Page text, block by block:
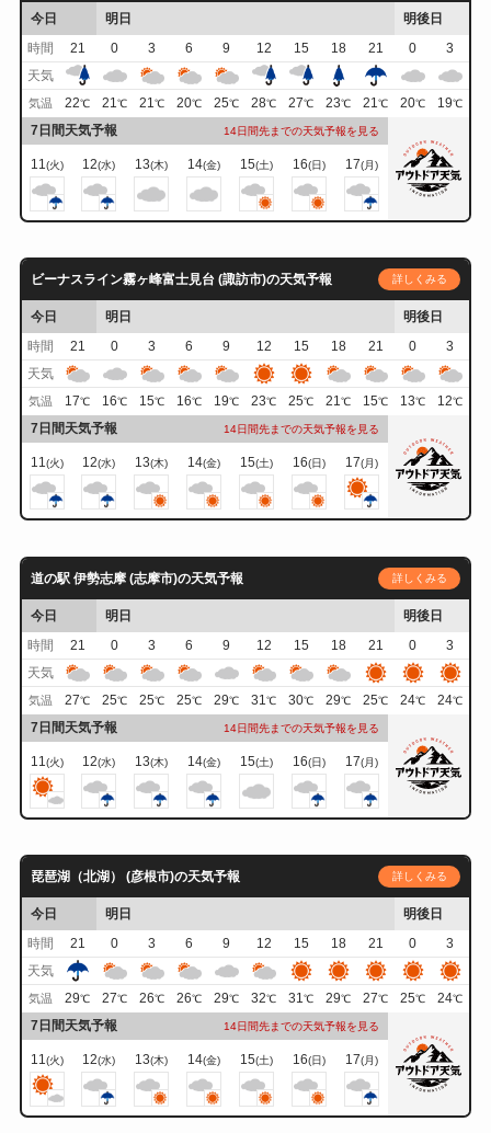
今日 明日
明後日
時間
21 0 3 6 9 12 15 18 21 0
3
天気
気温 22℃ 21℃ 21℃ 20℃ 25℃ 28℃ 27℃ 23℃ 21℃ 20℃ 19℃
7日間天気予報 14日間先までの天気予報を見る
11(火) 12(水) 13(木) 14(金) 15(土) 16(日) 17(月)
ビーナスライン霧ヶ峰富士見台 (諏訪市)の天気予報 詳しくみる
今日 明日
明後日
時間
21 0 3 6 9 12 15 18 21 0
3
天気
気温 17℃ 16℃ 15℃ 16℃ 19℃ 23℃ 25℃ 21℃ 15℃ 13℃ 12℃
7日間天気予報 14日間先までの天気予報を見る
11(火) 12(水) 13(木) 14(金) 15(土) 16(日) 17(月)
道の駅 伊勢志摩 (志摩市)の天気予報 詳しくみる
今日 明日
明後日
時間
21 0 3 6 9 12 15 18 21 0
3
天気
気温 27℃ 25℃ 25℃ 25℃ 29℃ 31℃ 30℃ 29℃ 25℃ 24℃ 24℃
7日間天気予報 14日間先までの天気予報を見る
11(火) 12(水) 13(木) 14(金) 15(土) 16(日) 17(月)
琵琶湖（北湖） (彦根市)の天気予報 詳しくみる
今日 明日
明後日
時間
21 0 3 6 9 12 15 18 21 0
3
天気
気温 29℃ 27℃ 26℃ 26℃ 29℃ 32℃ 31℃ 29℃ 27℃ 25℃ 24℃
7日間天気予報 14日間先までの天気予報を見る
11(火) 12(水) 13(木) 14(金) 15(土) 16(日) 17(月)